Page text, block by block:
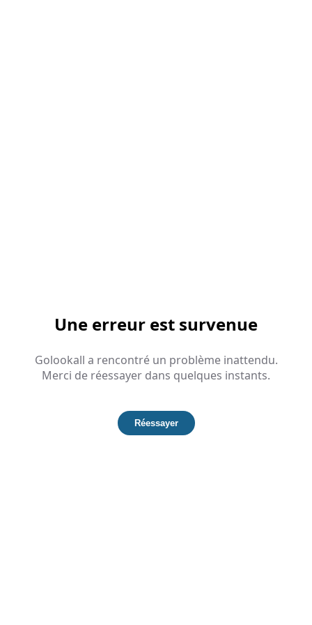
Une erreur est survenue
Golookall a rencontré un problème inattendu.
Merci de réessayer dans quelques instants.
Réessayer